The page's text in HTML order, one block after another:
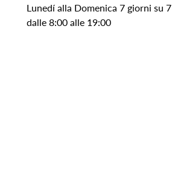
Lunedí alla Domenica 7 giorni su 7
dalle 8:00 alle 19:00